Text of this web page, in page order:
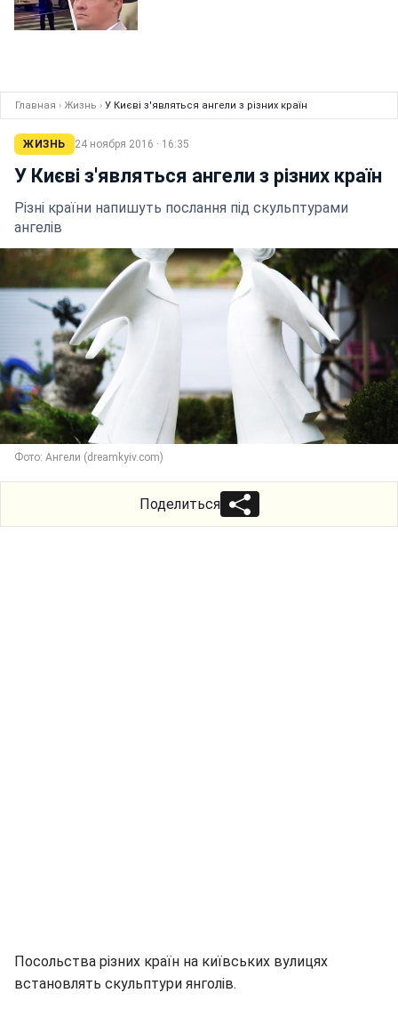
Главная › Жизнь › У Києві з'являться ангели з різних країн
ЖИЗНЬ 24 ноября 2016 · 16:35
У Києві з'являться ангели з різних країн
Різні країни напишуть послання під скульптурами
ангелів
Фото: Ангели (dreamkyiv.com)
Поделиться
Посольства різних країн на київських вулицях
встановлять скульптури янголів.